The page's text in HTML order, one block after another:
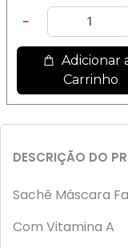
Adicionar
Carrinho
DESCRIÇÃO DO
Sachê Máscara
Com Vitamina A